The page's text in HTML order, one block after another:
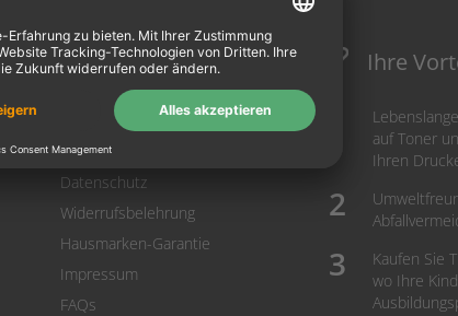
Information
Über uns
AGB
Datenschutz
Widerrufsbelehrung
Hausmarken-Garantie
Impressum
FAQs
Ihre
Lebenslange
auf Toner
Ihren
Kaufen Sie
wo Ihre